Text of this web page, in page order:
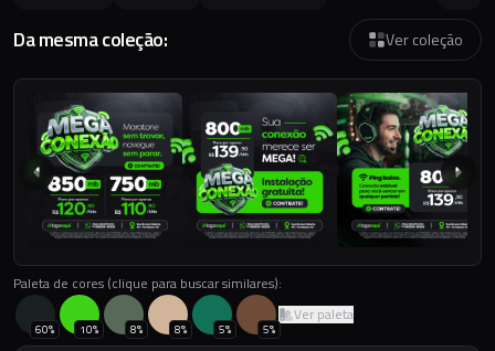
Da mesma coleção: Ver coleção
Paleta de cores (clique para buscar similares):
60% 10% 8% 8% 5% 5%
Ver paleta